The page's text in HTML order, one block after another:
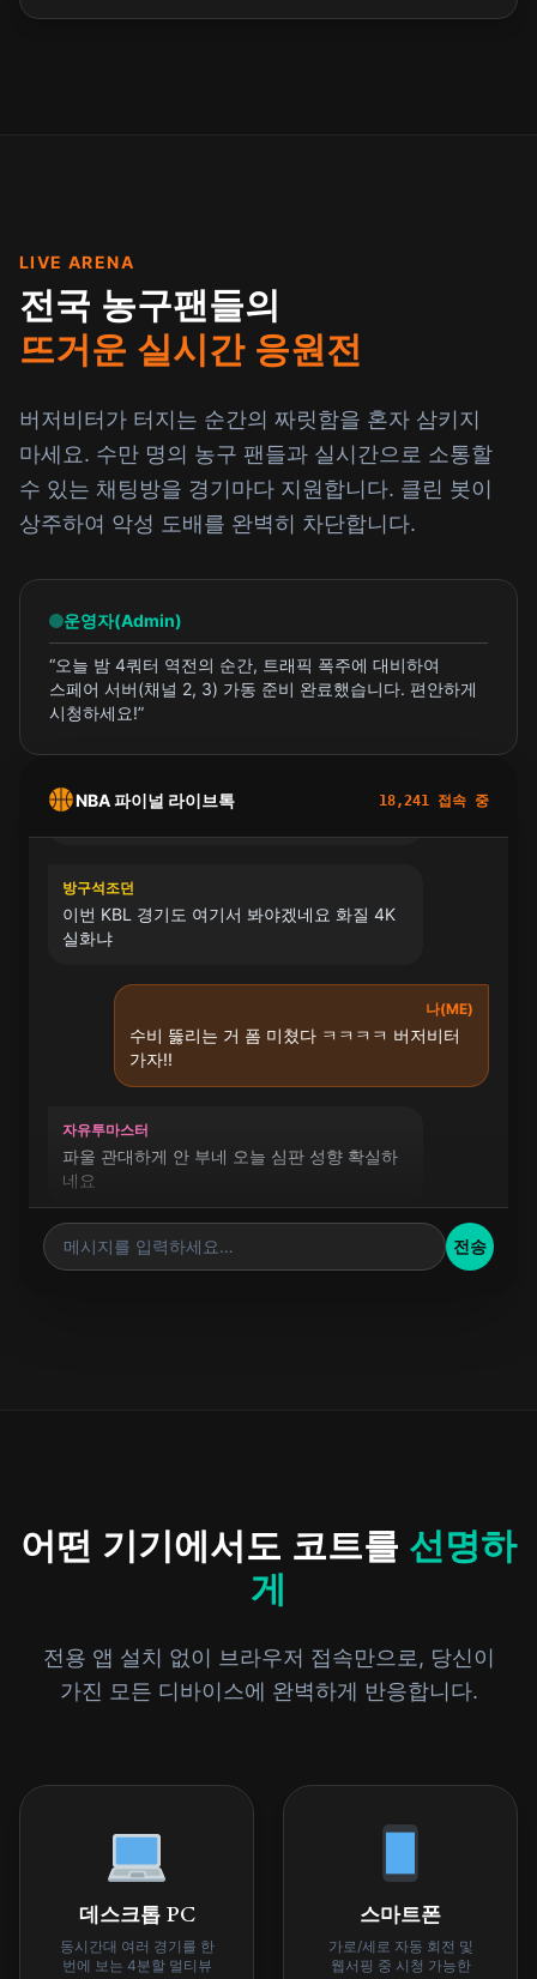
LIVE ARENA
전국 농구팬들의
뜨거운 실시간 응원전
버저비터가 터지는 순간의 짜릿함을 혼자 삼키지
마세요. 수만 명의 농구 팬들과 실시간으로 소통할
수 있는 채팅방을 경기마다 지원합니다. 클린 봇이
상주하여 악성 도배를 완벽히 차단합니다.
운영자(Admin)
“오늘 밤 4쿼터 역전의 순간, 트래픽 폭주에 대비하여
스페어 서버(채널 2, 3) 가동 준비 완료했습니다. 편안하게
시청하세요!”
NBA 파이널 라이브톡 18,241 접속 중
농잘알
와 르브론 아직도 저 폼이 나오네 ㄷㄷㄷ
커리 3점슛 진짜 미쳤다 ㅋㅋㅋㅋ 스크린 타고
빠지는 속도 보소
방구석조던
이번 KBL 경기도 여기서 봐야겠네요 화질 4K
실화냐
나(ME)
수비 뚫리는 거 폼 미쳤다 ㅋㅋㅋㅋ 버저비터
가자!!
자유투마스터
파울 관대하게 안 부네 오늘 심판 성향 확실하
네요
메시지를 입력하세요… 전송
어떤 기기에서도 코트를 선명하
게
전용 앱 설치 없이 브라우저 접속만으로, 당신이
가진 모든 디바이스에 완벽하게 반응합니다.
데스크톱 PC
동시간대 여러 경기를 한
번에 보는 4분할 멀티뷰
스마트폰
가로/세로 자동 회전 및
웹서핑 중 시청 가능한